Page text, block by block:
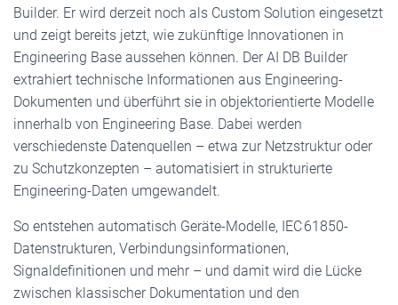
Builder. Er wird derzeit noch als Custom Solution eingesetzt
und zeigt bereits jetzt, wie zukünftige Innovationen in
Engineering Base aussehen können. Der AI DB Builder
extrahiert technische Informationen aus Engineering-
Dokumenten und überführt sie in objektorientierte Modelle
innerhalb von Engineering Base. Dabei werden
verschiedenste Datenquellen – etwa zur Netzstruktur oder
zu Schutzkonzepten – automatisiert in strukturierte
Engineering-Daten umgewandelt.
So entstehen automatisch Geräte-Modelle, IEC 61850-
Datenstrukturen, Verbindungsinformationen,
Signaldefinitionen und mehr – und damit wird die Lücke
zwischen klassischer Dokumentation und den